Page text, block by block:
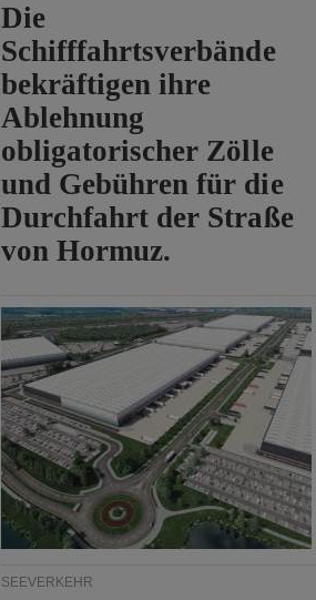
Die
Schifffahrtsverbände
bekräftigen ihre
Ablehnung
obligatorischer Zölle
und Gebühren für die
Durchfahrt der Straße
von Hormuz.
SEEVERKEHR